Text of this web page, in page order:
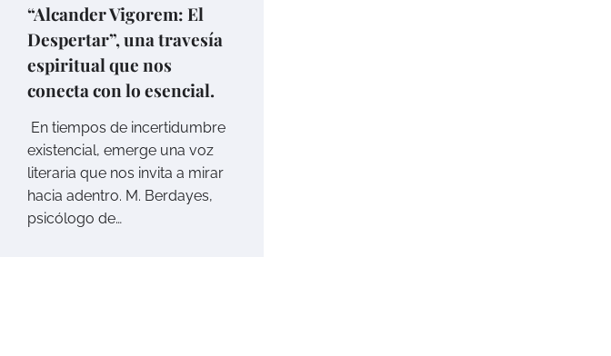
“Alcander Vigorem: El
Despertar”, una travesía
espiritual que nos
conecta con lo esencial.
En tiempos de incertidumbre
existencial, emerge una voz
literaria que nos invita a mirar
hacia adentro. M. Berdayes,
psicólogo de…